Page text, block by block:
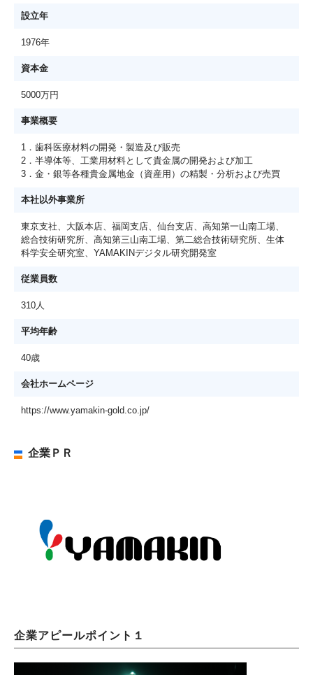
設立年
1976年
資本金
5000万円
事業概要
1．歯科医療材料の開発・製造及び販売
2．半導体等、工業用材料として貴金属の開発および加工
3．金・銀等各種貴金属地金（資産用）の精製・分析および売買
本社以外事業所
東京支社、大阪本店、福岡支店、仙台支店、高知第一山南工場、
総合技術研究所、高知第三山南工場、第二総合技術研究所、生体
科学安全研究室、YAMAKINデジタル研究開発室
従業員数
310人
平均年齢
40歳
会社ホームページ
https://www.yamakin-gold.co.jp/
企業ＰＲ
企業アピールポイント１